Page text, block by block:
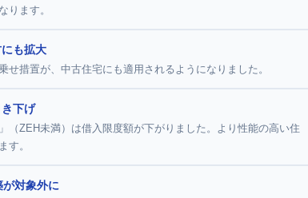
ります。
も拡大
せ措置が、中古住宅にも適用されるようになりました。
下げ
（ZEH未満）は借入限度額が下がりました。より性能の高い住
す。
対象外に